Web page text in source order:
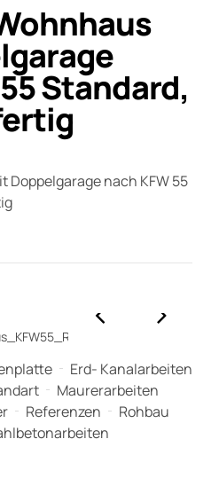
Standard,
Doppelgarage nach KFW 55
Erd- Kanalarbeiten
Maurerarbeiten
Referenzen
Rohbau